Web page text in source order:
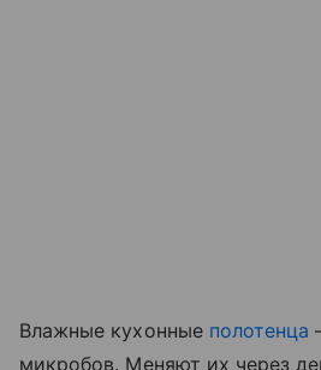
Влажные кухонные полотенца
микробов. Меняют их через